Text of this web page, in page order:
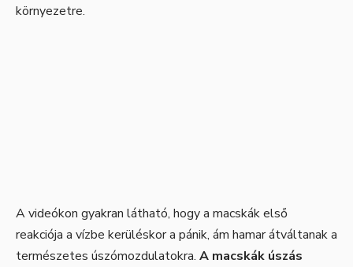
környezetre.
A videókon gyakran látható, hogy a macskák első
reakciója a vízbe kerüléskor a pánik, ám hamar átváltanak a
természetes úszómozdulatokra. A macskák úszás